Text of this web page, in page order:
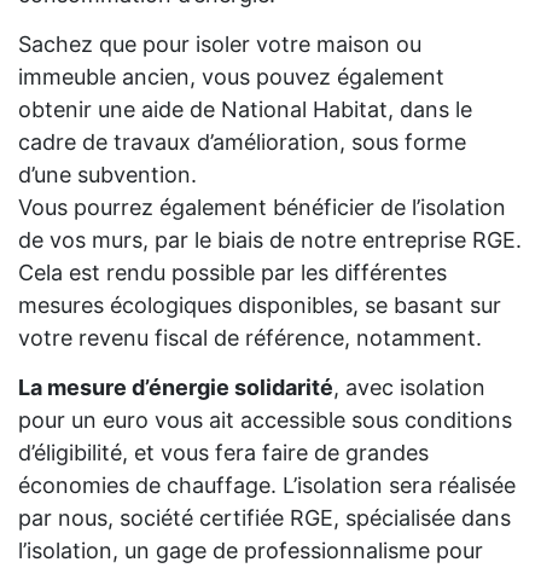
Sachez que pour isoler votre maison ou
immeuble ancien, vous pouvez également
obtenir une aide de National Habitat, dans le
cadre de travaux d’amélioration, sous forme
d’une subvention.
Vous pourrez également bénéficier de l’isolation
de vos murs, par le biais de notre entreprise RGE.
Cela est rendu possible par les différentes
mesures écologiques disponibles, se basant sur
votre revenu fiscal de référence, notamment.
La mesure d’énergie solidarité, avec isolation
pour un euro vous ait accessible sous conditions
d’éligibilité, et vous fera faire de grandes
économies de chauffage. L’isolation sera réalisée
par nous, société certifiée RGE, spécialisée dans
l’isolation, un gage de professionnalisme pour